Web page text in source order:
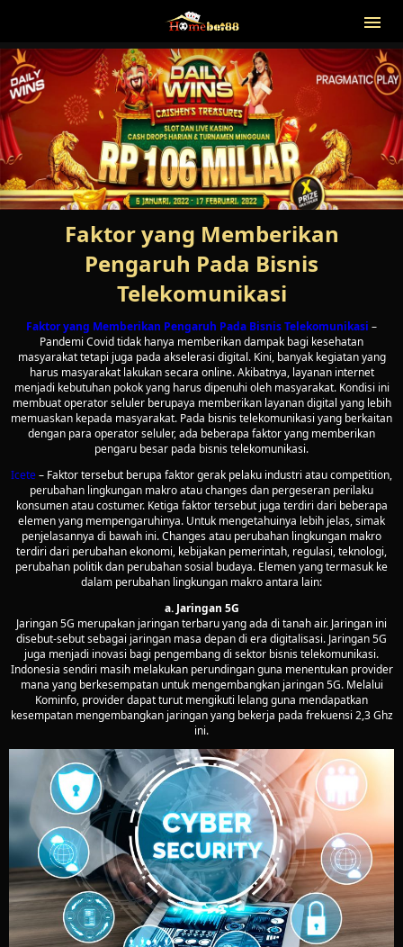
Faktor yang Memberikan
Pengaruh Pada Bisnis
Telekomunikasi
Faktor yang Memberikan Pengaruh Pada Bisnis Telekomunikasi –
Pandemi Covid tidak hanya memberikan dampak bagi kesehatan
masyarakat tetapi juga pada akselerasi digital. Kini, banyak kegiatan yang
harus masyarakat lakukan secara online. Akibatnya, layanan internet
menjadi kebutuhan pokok yang harus dipenuhi oleh masyarakat. Kondisi ini
membuat operator seluler berupaya memberikan layanan digital yang lebih
memuaskan kepada masyarakat. Pada bisnis telekomunikasi yang berkaitan
dengan para operator seluler, ada beberapa faktor yang memberikan
pengaru besar pada bisnis telekomunikasi.
Icete– Faktor tersebut berupa faktor gerak pelaku industri atau competition,
perubahan lingkungan makro atau changes dan pergeseran perilaku
konsumen atau costumer. Ketiga faktor tersebut juga terdiri dari beberapa
elemen yang mempengaruhinya. Untuk mengetahuinya lebih jelas, simak
penjelasannya di bawah ini. Changes atau perubahan lingkungan makro
terdiri dari perubahan ekonomi, kebijakan pemerintah, regulasi, teknologi,
perubahan politik dan perubahan sosial budaya. Elemen yang termasuk ke
dalam perubahan lingkungan makro antara lain:
a. Jaringan 5G
Jaringan 5G merupakan jaringan terbaru yang ada di tanah air. Jaringan ini
disebut-sebut sebagai jaringan masa depan di era digitalisasi. Jaringan 5G
juga menjadi inovasi bagi pengembang di sektor bisnis telekomunikasi.
Indonesia sendiri masih melakukan perundingan guna menentukan provider
mana yang berkesempatan untuk mengembangkan jaringan 5G. Melalui
Kominfo, provider dapat turut mengikuti lelang guna mendapatkan
kesempatan mengembangkan jaringan yang bekerja pada frekuensi 2,3 Ghz
ini.